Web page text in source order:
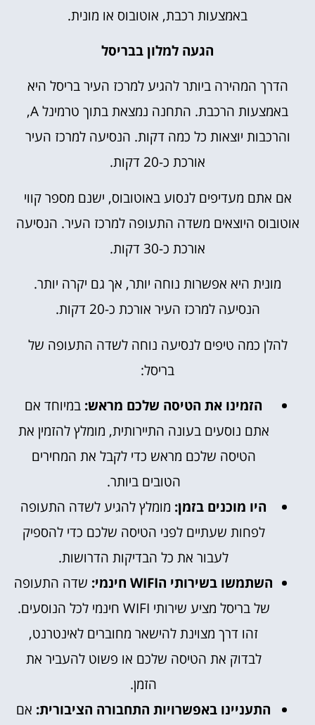
באמצעות רכבת, אוטובוס או מונית.
הגעה למלון בבריסל
הדרך המהירה ביותר להגיע למרכז העיר בריסל היא
באמצעות הרכבת. התחנה נמצאת בתוך טרמינל A,
והרכבות יוצאות כל כמה דקות. הנסיעה למרכז העיר
אורכת כ-20 דקות.
אם אתם מעדיפים לנסוע באוטובוס, ישנם מספר קווי
אוטובוס היוצאים משדה התעופה למרכז העיר. הנסיעה
אורכת כ-30 דקות.
מונית היא אפשרות נוחה יותר, אך גם יקרה יותר.
הנסיעה למרכז העיר אורכת כ-20 דקות.
להלן כמה טיפים לנסיעה נוחה לשדה התעופה של
בריסל:
הזמינו את הטיסה שלכם מראש: במיוחד אם
אתם נוסעים בעונה התיירותית, מומלץ להזמין את
הטיסה שלכם מראש כדי לקבל את המחירים
הטובים ביותר.
היו מוכנים בזמן: מומלץ להגיע לשדה התעופה
לפחות שעתיים לפני הטיסה שלכם כדי להספיק
לעבור את כל הבדיקות הדרושות.
השתמשו בשירותי הWIFI חינמי:
שדה התעופה
של בריסל מציע שירותי WIFI חינמי לכל הנוסעים.
זהו דרך מצוינת להישאר מחוברים לאינטרנט,
לבדוק את הטיסה שלכם או פשוט להעביר את
הזמן.
התעניינו באפשרויות התחבורה הציבורית: אם